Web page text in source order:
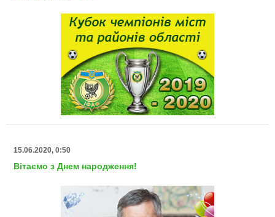
15.06.2020, 0:50
Вітаємо з Днем народження!